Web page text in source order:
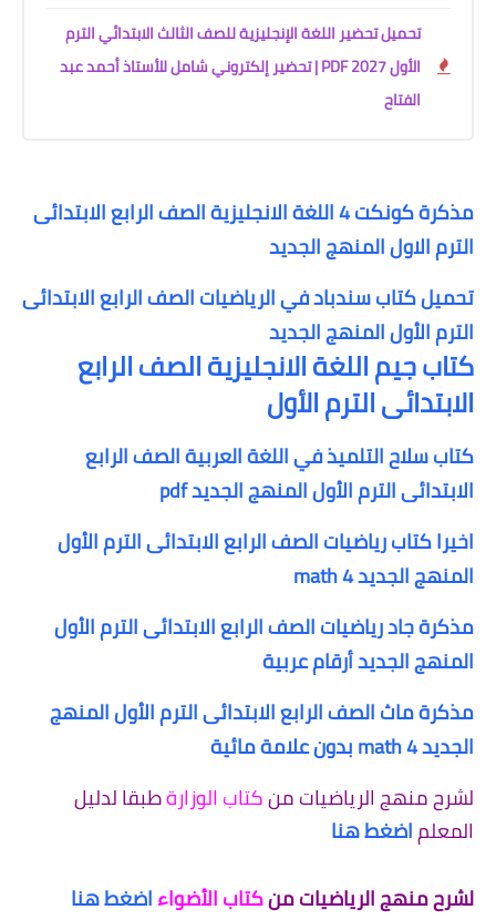
تحميل تحضير اللغة الإنجليزية للصف الثالث الابتدائي الترم
الأول 2027 PDF | تحضير إلكتروني شامل للأستاذ أحمد عبد
الفتاح
مذكرة كونكت 4 اللغة الانجليزية الصف الرابع الابتدائى
الترم الاول المنهج الجديد
تحميل كتاب سندباد في الرياضيات الصف الرابع الابتدائى
الترم الأول المنهج الجديد
كتاب جيم اللغة الانجليزية الصف الرابع
الابتدائى الترم الأول
كتاب سلاح التلميذ في اللغة العربية الصف الرابع
الابتدائى الترم الأول المنهج الجديد pdf
اخيرا كتاب رياضيات الصف الرابع الابتدائى الترم الأول
المنهج الجديد math 4
مذكرة جاد رياضيات الصف الرابع الابتدائى الترم الأول
المنهج الجديد أرقام عربية
مذكرة ماث الصف الرابع الابتدائى الترم الأول المنهج
الجديد 4 math بدون علامة مائية
لشرح منهج الرياضيات منكتاب الوزارةطبقا لدليل
المعلماضغط هنا
لشرح منهج الرياضيات منكتاب الأضواءاضغط هنا